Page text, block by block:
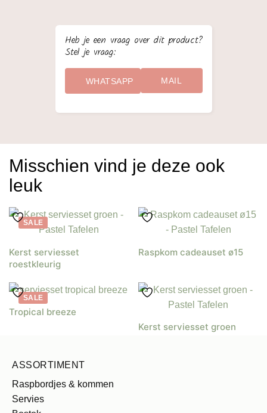
Heb je een vraag over dit product?
Stel je vraag:
WHATSAPP MAIL
Misschien vind je deze ook
leuk
SALE
Kerst serviesset
roestkleurig
Raspkom cadeauset ø15
SALE
Tropical breeze
Kerst serviesset groen
ASSORTIMENT
Raspbordjes & kommen
Servies